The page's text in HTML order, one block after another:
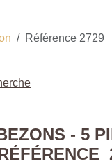
Référence 2729
- 5